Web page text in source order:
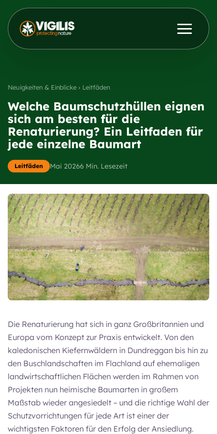
Aktuelles & Einblicke
Händler
Kontakt aufnehmen
Neuigkeiten & Einblicke › Leitfäden
Welche Baumschutzhüllen eignen
sich am besten für die
Renaturierung? Ein Leitfaden für
jede einzelne Baumart
Leitfäden Mai 20266 Min. Lesezeit
Die Renaturierung hat sich in ganz Großbritannien und
Europa vom Konzept zur Praxis entwickelt. Von den
kaledonischen Kiefernwäldern in Dundreggan bis hin zu
den Buschlandschaften im Flachland auf ehemaligen
landwirtschaftlichen Flächen werden im Rahmen von
Projekten nun heimische Baumarten in großem
Maßstab wieder angesiedelt – und die richtige Wahl der
Schutzvorrichtungen für jede Art ist einer der
wichtigsten Faktoren für den Erfolg der Ansiedlung.